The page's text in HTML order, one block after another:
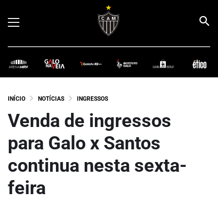
INÍCIO NOTÍCIAS INGRESSOS
Venda de ingressos
para Galo x Santos
continua nesta sexta-
feira